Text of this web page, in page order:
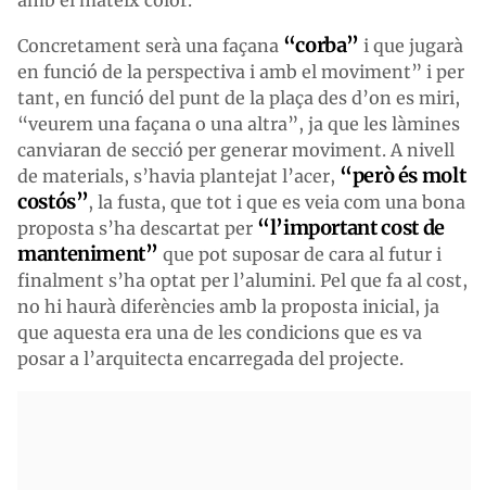
Concretament serà una façana “corba” i que jugarà
en funció de la perspectiva i amb el moviment” i per
tant, en funció del punt de la plaça des d’on es miri,
“veurem una façana o una altra”, ja que les làmines
canviaran de secció per generar moviment. A nivell
de materials, s’havia plantejat l’acer, “però és molt
costós”, la fusta, que tot i que es veia com una bona
proposta s’ha descartat per “l’important cost de
manteniment” que pot suposar de cara al futur i
finalment s’ha optat per l’alumini. Pel que fa al cost,
no hi haurà diferències amb la proposta inicial, ja
que aquesta era una de les condicions que es va
posar a l’arquitecta encarregada del projecte.